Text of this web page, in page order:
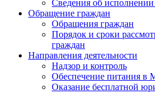
Сведения об
Обращение граждан
Обращения граждан
Порядок и сроки
граждан
Направления деятельности
Надзор и контроль
Обеспечение питания
Оказание бесплатной